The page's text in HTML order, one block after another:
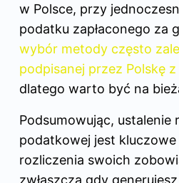
w Polsce, przy
podatku zapłaconego za
wybór metody często
podpisanej przez Polskę
dlatego warto być na
Podsumowując, ustalenie
podatkowej jest kluczowe
rozliczenia swoich
zwłaszcza gdy